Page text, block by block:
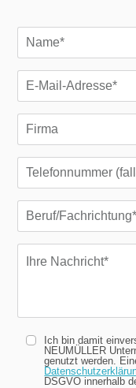
Ich bin damit
NEUMÜLLER
genutzt werden.
DSGVO innerhalb